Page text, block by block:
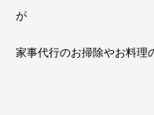
が
家事代行のお掃除やお料理